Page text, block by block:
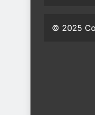
© 2025